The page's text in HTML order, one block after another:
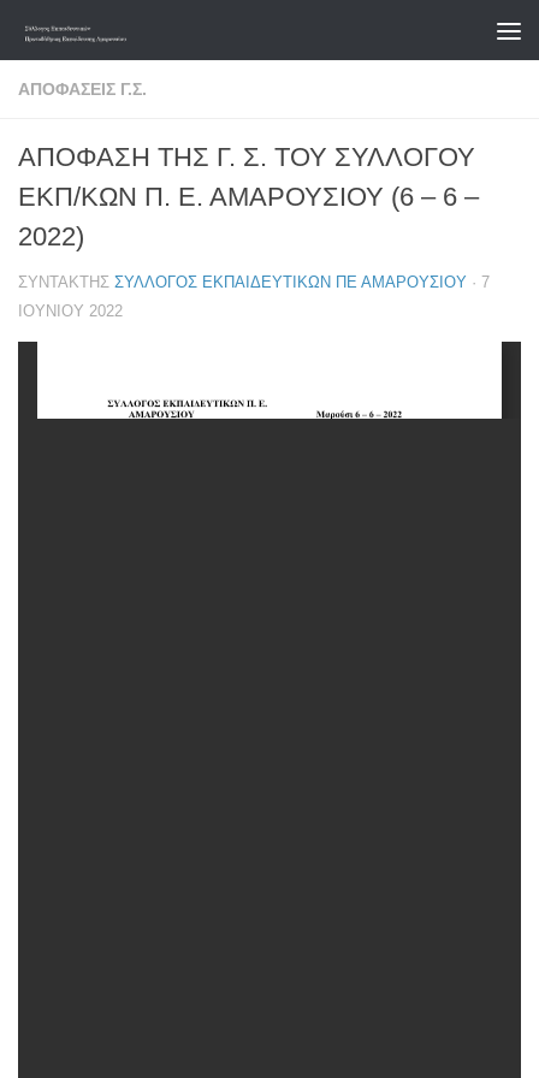
Skip to content
ΑΠΟΦΆΣΕΙΣ Γ.Σ.
ΑΠΟΦΑΣΗ ΤΗΣ Γ. Σ. ΤΟΥ ΣΥΛΛΟΓΟΥ
ΕΚΠ/ΚΩΝ Π. Ε. ΑΜΑΡΟΥΣΙΟΥ (6 – 6 –
2022)
ΣΥΝΤΆΚΤΗΣ ΣΎΛΛΟΓΟΣ ΕΚΠΑΙΔΕΥΤΙΚΏΝ ΠΕ ΑΜΑΡΟΥΣΊΟΥ · 7
ΙΟΥΝΊΟΥ 2022